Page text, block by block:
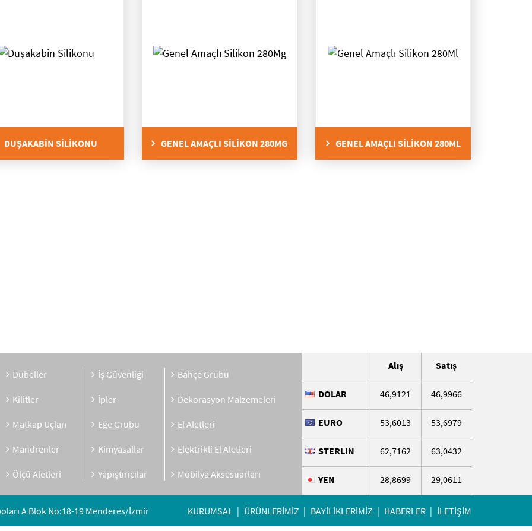
DUŞAKABİN SİLİKONU GENEL AMAÇLI SİLİKON 280MG GENEL AMAÇLI SİLİKON 280ML
Dubeller
Kilitler
Matkap Uçları
Mandrenler
Ölçü Aletleri
İş Güvenliği
İpler
Eğe Grubu
Kimyasallar
Yapıştırıcılar
Bahçe Grubu
Dekorasyon Malzemeleri
El Aletleri
Elektrikli El Aletleri
Mobilya Aksesuarları
Alış Satış
DOLAR 46,9121 46,9966
EURO 53,6013 53,6979
STERLIN 62,7162 63,0432
YEN 28,8699 29,0611
A Blok No:18-19 Menderes/İzmir KURUMSAL ÜRÜNLERİMİZ BAYİLİKLERİMİZ HABERLER İLETİŞİM